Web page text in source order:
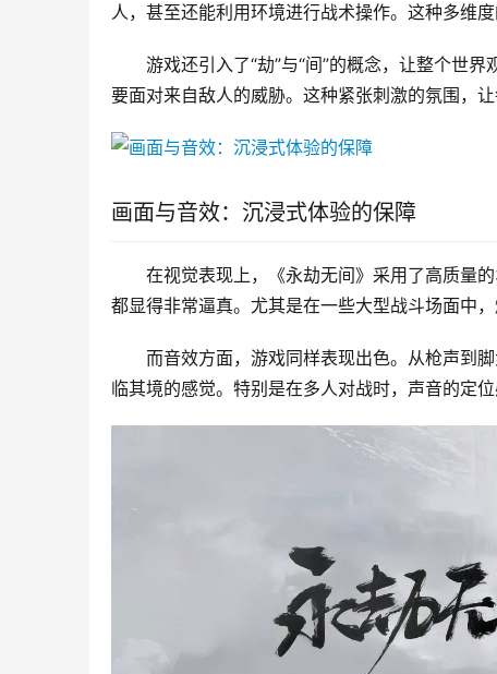
人，甚至还能利用环境进行战术操作。这种多维
游戏还引入了“劫”与“间”的概念，让整个世
要面对来自敌人的威胁。这种紧张刺激的氛围，让
画面与音效：沉浸式体验的保障
在视觉表现上，《永劫无间》采用了高质量
都显得非常逼真。尤其是在一些大型战斗场面中
而音效方面，游戏同样表现出色。从枪声到
临其境的感觉。特别是在多人对战时，声音的定